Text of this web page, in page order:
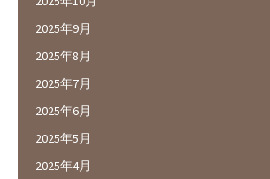
2025年9月
2025年8月
2025年7月
2025年6月
2025年5月
2025年4月